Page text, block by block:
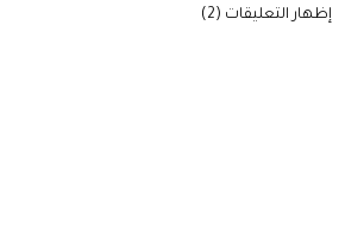
‫إظهار التعليقات (2)